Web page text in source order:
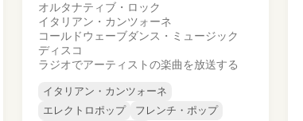
オルタナティブ・ロック
イタリアン・カンツォーネ
コールドウェーブダンス・ミュージック
ディスコ
ラジオでアーティストの楽曲を放送する
イタリアン・カンツォーネ
エレクトロポップ
フレンチ・ポップ